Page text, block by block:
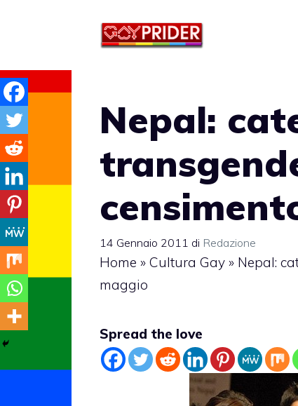
Nepal:
14 Gennaio 2011 di Redazione
Home » Cultura Gay » Nepal:
maggio
Spread the love